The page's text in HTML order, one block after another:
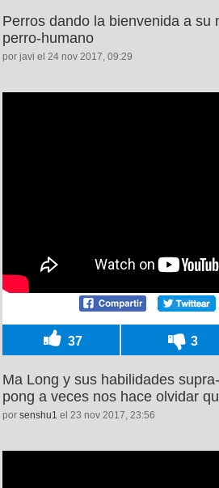
Perros dando la bienvenida a su
perro-humano
por javi el 24 nov 2017, 09:29
37 3
Ma Long y sus habilidades
pong a veces nos hace olvidar
por senshu1 el 23 nov 2017, 23:56